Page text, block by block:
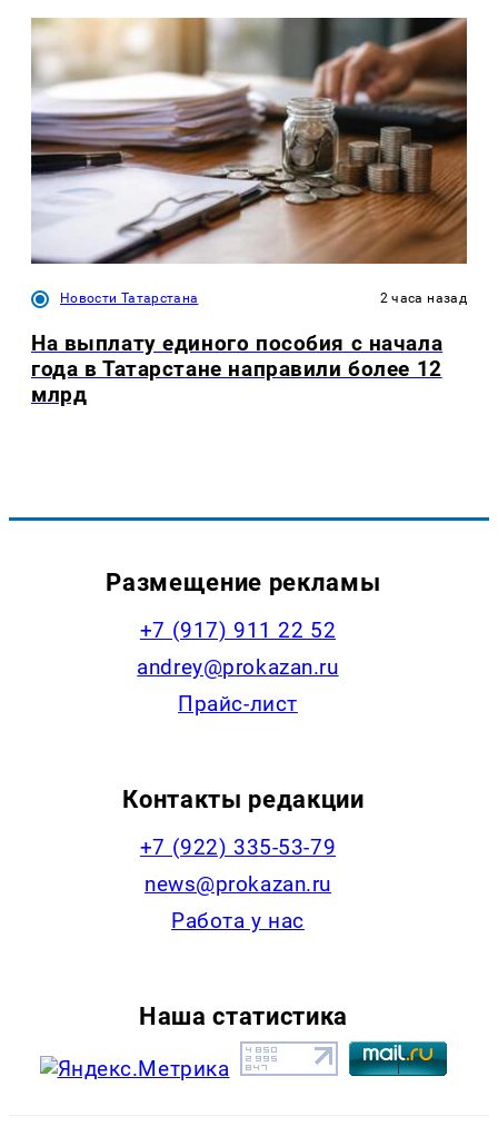
Новости Татарстана 2 часа назад
На выплату единого пособия с начала
года в Татарстане направили более 12
млрд
Размещение рекламы
+7 (917) 911 22 52
andrey@prokazan.ru
Прайс-лист
Контакты редакции
+7 (922) 335-53-79
news@prokazan.ru
Работа у нас
Наша статистика